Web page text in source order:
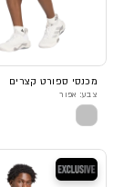
מכנסי ספורט קצרים
צבע: אפור
בלעדי